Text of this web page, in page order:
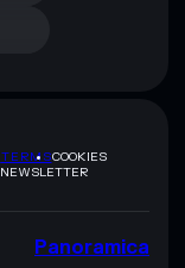
TERMSCOOKIES
NEWSLETTER
Panoramica